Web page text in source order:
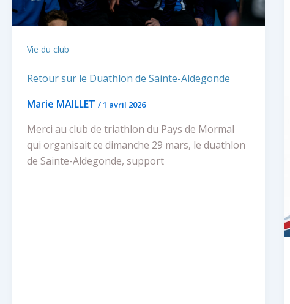
Vie du club
Retour sur le Duathlon de Sainte-Aldegonde
Marie MAILLET /1 avril 2026
Merci au club de triathlon du Pays de Mormal
qui organisait ce dimanche 29 mars, le duathlon
de Sainte-Aldegonde, support